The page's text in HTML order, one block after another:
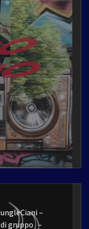
–
gruppo –